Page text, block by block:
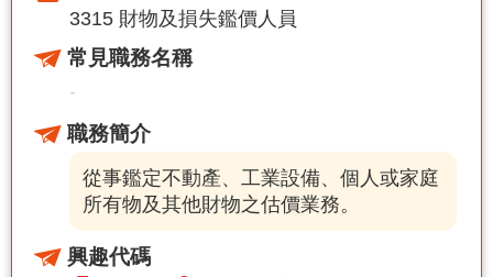
3315 財物及損失鑑價人員
常見職務名稱
-
職務簡介
從事鑑定不動產、工業設備、個人或家庭
所有物及其他財物之估價業務。
興趣代碼